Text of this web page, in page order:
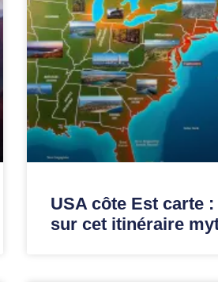
USA côte Est carte
sur cet itinéraire